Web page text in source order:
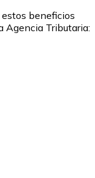
beneficios
Agencia Tributaria: